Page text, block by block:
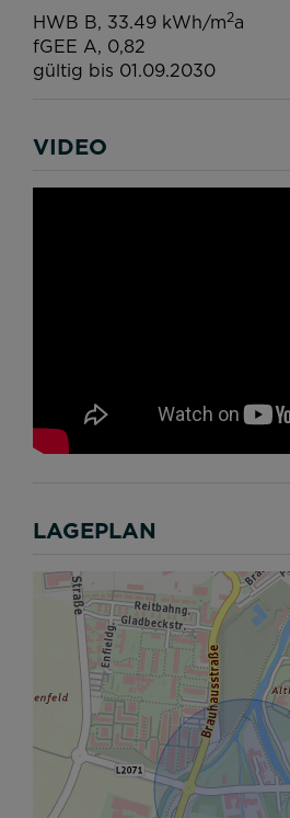
HWB B, 33.49 kWh/m2a
fGEE A, 0,82
gültig bis 01.09.2030
VIDEO
LAGEPLAN